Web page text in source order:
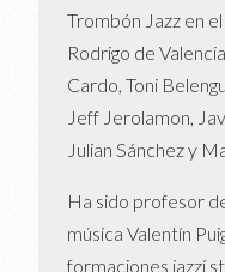
Trombón Jazz en
Rodrigo de
Cardo, Toni
Jeff Jerolamon,
Julian Sánchez y
Ha sido profesor
música Valentín
formaciones jazzí